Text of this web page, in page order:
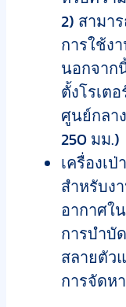
2) สามา
การใช้ง
นอกจาก
ตั้งโรเต
ศูนย์กลา
250 มม.)
เครื่องเป่
สำหรับง
อากาศใ
การบำบั
สลายตัว
การจัดห